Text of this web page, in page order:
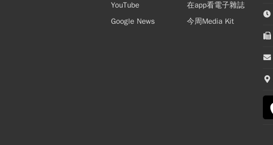
YouTube
Google News
在app看電子雜誌
今周Media Kit